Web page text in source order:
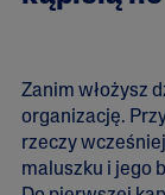
Zanim włożysz
organizację.
rzeczy
maluszku i jego